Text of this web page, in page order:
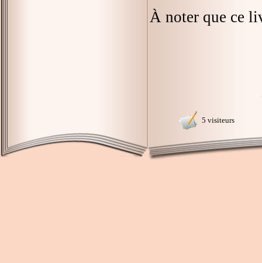
À noter que ce
5 visiteurs